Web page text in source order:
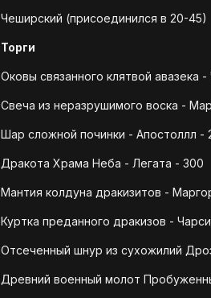
Чеширский (присоединился в 20-45)
Торги
Оковы связанного клятвой авазека
Свеча из неразрушимого воска -
Шар сложной починки - Апостоллл -
Дракота Храма Неба - Легата - 300
Мантия колдуна дракизитов -
Куртка преданного дракизов - Чарси
Отсеченный шнур из сухожилий
Древний военный молот